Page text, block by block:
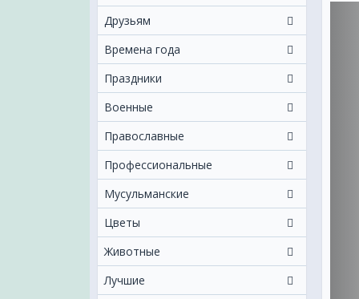
Друзьям
Времена года
Праздники
Военные
Православные
Профессиональные
Мусульманские
Цветы
Животные
Лучшие